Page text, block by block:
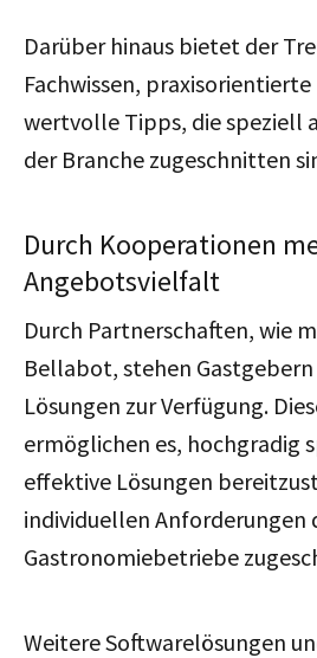
Darüber hinaus bietet der
Fachwissen,
wertvolle Tipps, die speziell
der Branche zugeschnitten
Durch Kooperationen
Angebotsvielfalt
Durch Partnerschaften, wie
Bellabot, stehen
Lösungen zur Verfügung.
ermöglichen es, hochgradig
effektive Lösungen
individuellen Anforderungen
Gastronomiebetriebe
Weitere Softwarelösungen